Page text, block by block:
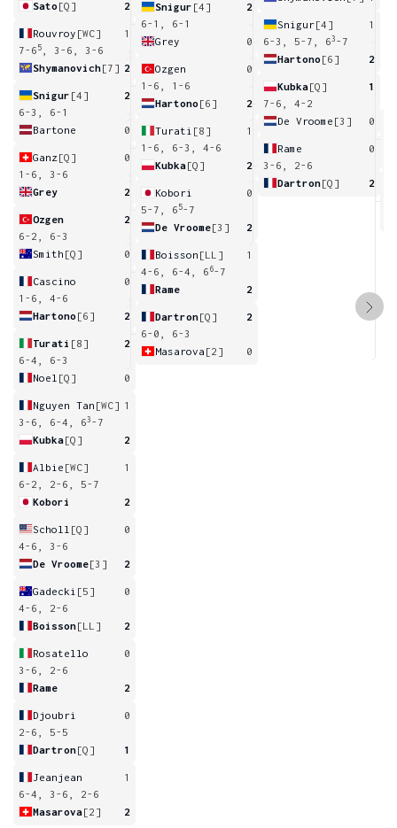
Sato [Q] 2
Rouvroy [WC]
1
7-6 5
, 3-6, 3-6
Shymanovich[7] 2
Snigur [4]
2
6-3, 6-1
Bartone
0
Ganz [Q]
0
1-6, 3-6
Grey
2
Ozgen
2
6-2, 6-3
Smith [Q] 0
Cascino
0
1-6, 4-6
Hartono [6] 2
Turati [8]
2
6-4, 6-3
Noel [Q] 0
Nguyen Tan [WC] 1
3-6, 6-4, 63 -7
Kubka[Q] 2
Albie [WC]
1
6-2, 2-6, 5-7
Kobori
2
Scholl [Q]
0
4-6, 3-6
De Vroome[3] 2
Gadecki [5]
0
4-6, 2-6
Boisson[LL] 2
Rosatello
0
3-6, 2-6
Rame
2
Djoubri
0
2-6, 5-5
Dartron[Q] 1
Jeanjean
1
6-4, 3-6, 2-6
Masarova[2] 2
Snigur [4]
2
6-1, 6-1
Grey
0
Ozgen
0
1-6, 1-6
Hartono [6] 2
Turati [8]
1
1-6, 6-3, 4-6
Kubka[Q] 2
Kobori
0
5-7, 6 5-7
De Vroome[3] 2
Boisson [LL]
1
4-6, 6-4, 6 6-7
Rame
2
Dartron[Q]
2
6-0, 6-3
Masarova [2] 0
Snigur[4]
1
6-3, 5-7, 63 -7
Hartono [6] 2
Kubka[Q]
1
7-6, 4-2
De Vroome [3] 0
Rame
0
3-6, 2-6
Dartron[Q] 2